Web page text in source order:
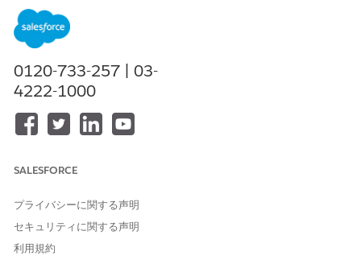
Cloud for Customer Engagementアドオン ライセンス、Life
Sciences Customer Engagement管理パッケージが付属する
Enterprise
ディープリンクのベストプラクティス
にレコードタイプを渡します。
レコードを作成するためのディープリンクでは、1 つのオブジ
ェクトとその関連項目がサポートされます。
Salesforce 組織で
0120-733-257 | 03-
4222-1000
SALESFORCE
プライバシーに関する声明
セキュリティに関する声明
利用規約